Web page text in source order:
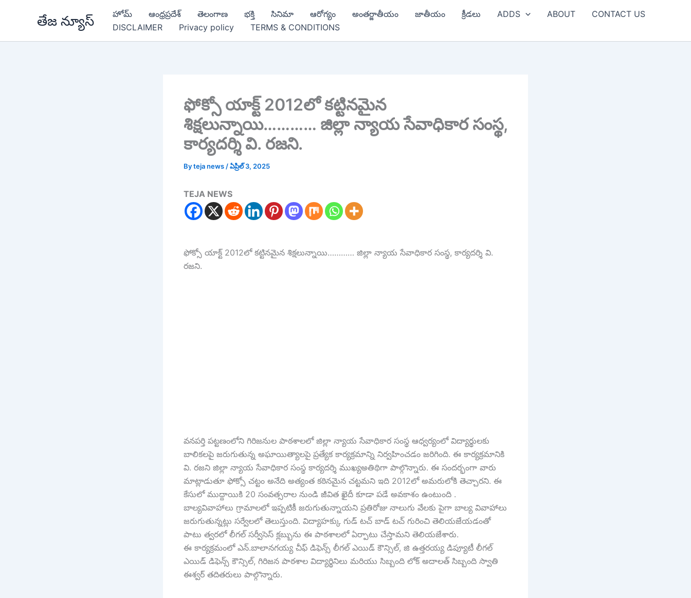
తేజ న్యూస్ హోమ్ ఆంధ్రప్రదేశ్ తెలంగాణ భక్తి సినిమా ఆరోగ్యం అంతర్జాతీయం జాతీయం క్రీడలు ADDS ABOUT
CONTACT US
DISCLAIMER
Privacy policy TERMS & CONDITIONS
ఫోక్సో యాక్ట్ 2012లో కట్టినమైన
శిక్షలున్నాయి………… జిల్లా న్యాయ సేవాధికార సంస్థ,
కార్యదర్శి వి. రజని.
Byteja news /ఏప్రిల్ 3, 2025
TEJA NEWS
ఫోక్సో యాక్ట్ 2012లో కట్టినమైన శిక్షలున్నాయి………… జిల్లా న్యాయ సేవాధికార సంస్థ, కార్యదర్శి వి.
రజని.
వనపర్తి పట్టణంలోని గిరిజనుల పాఠశాలలో జిల్లా న్యాయ సేవాధికార సంస్థ ఆధ్వర్యంలో విద్యార్థులకు
బాలికలపై జరుగుతున్న అఘాయిత్యాలపై ప్రత్యేక కార్యక్రమాన్ని నిర్వహించడం జరిగింది. ఈ కార్యక్రమానికి
వి. రజని జిల్లా న్యాయ సేవాధికార సంస్థ కార్యదర్శి ముఖ్యఅతిథిగా పాల్గొన్నారు. ఈ సందర్భంగా వారు
మాట్లాడుతూ ఫోక్సో చట్టం అనేది అత్యంత కఠినమైన చట్టమని ఇది 2012లో అమరులోకి తెచ్చారని. ఈ
కేసులో ముద్దాయికి 20 సంవత్సరాల నుండి జీవిత ఖైదీ కూడా పడే అవకాశం ఉంటుంది .
బాల్యవివాహాలు గ్రామాలలో ఇప్పటికీ జరుగుతున్నాయని ప్రతిరోజు నాలుగు వేలకు పైగా బాల్య వివాహాలు
జరుగుతున్నట్లు సర్వేలలో తెలుస్తుంది. విద్యాహక్కు గుడ్ టచ్ బాడ్ టచ్ గురించి తెలియజేయడంతో
పాటు త్వరలో లీగల్ సర్వీసెస్ క్లబ్బును ఈ పాఠశాలలో ఏర్పాటు చేస్తామని తెలియజేశారు.
ఈ కార్యక్రమంలో ఎన్.బాలానగయ్య చీఫ్ డిఫెన్స్ లీగల్ ఎయిడ్ కౌన్సిల్, జి ఉత్తరయ్య డిప్యూటీ లీగల్
ఎయిడ్ డిఫెన్స్ కౌన్సిల్, గిరిజన పాఠశాల విద్యార్థినిలు మరియు సిబ్బంది లోక్ అదాలత్ సిబ్బంది స్వాతి
ఈశ్వర్ తదితరులు పాల్గొన్నారు.